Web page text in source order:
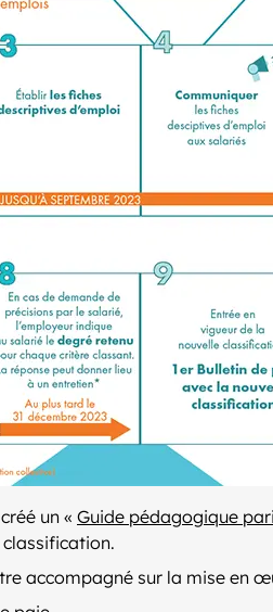
un « Guide pédagogique
accompagné sur la mise en